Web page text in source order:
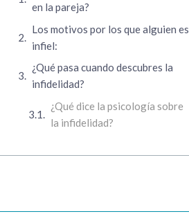
en la pareja?
Los motivos por los que alguien es
infiel:
¿Qué pasa cuando descubres la
infidelidad?
¿Qué dice la psicología sobre
la infidelidad?